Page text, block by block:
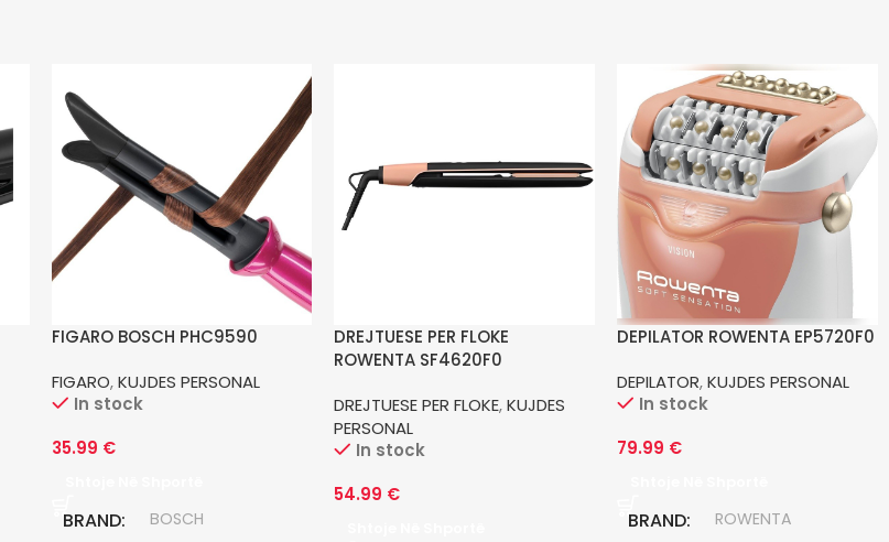
FIGARO BOSCH PHC9590
FIGARO,KUJDES PERSONAL
In stock
35.99 €
BRAND BOSCH
DREJTUESE PER FLOKE
ROWENTA SF4620F0
DREJTUESE PER FLOKE,KUJDES
PERSONAL
In stock
54.99 €
DEPILATOR ROWENTA EP5720F0
DEPILATOR,KUJDES PERSONAL
In stock
79.99 €
BRAND ROWENTA